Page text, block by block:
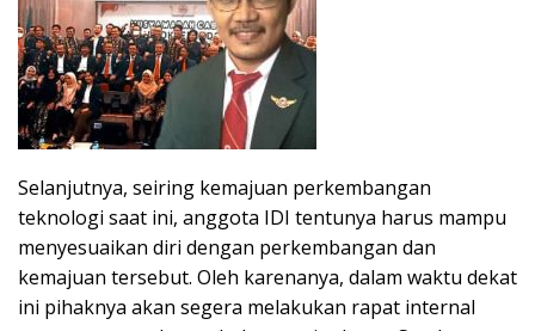
Selanjutnya, seiring kemajuan perkembangan
teknologi saat ini, anggota IDI tentunya harus mampu
menyesuaikan diri dengan perkembangan dan
kemajuan tersebut. Oleh karenanya, dalam waktu dekat
ini pihaknya akan segera melakukan rapat internal